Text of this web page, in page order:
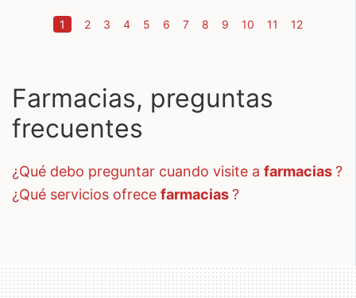
1 (current)
2 3 4 5 6 7 8 9 10 11 12
Farmacias, preguntas
frecuentes
¿qué debo preguntar cuando visite a farmacias?
¿qué servicios ofrece farmacias?